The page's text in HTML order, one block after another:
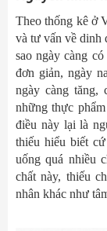
Theo thống kê ở
và tư vấn về dinh
sao ngày càng
đơn giản, ngày
ngày càng tăng,
những thực
điều này lại là
thiếu hiểu biết
uống quá nhiều
chất này, thiếu
nhân khác như